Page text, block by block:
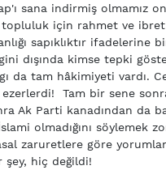
sana indirmiş olmamız
için rahmet ve ibret
sapıklıktır ifadelerine
dışında kimse tepki
da tam hâkimiyeti vardı.
Tam bir sene
Ak Parti kanadından da
olmadığını söylemek
zaruretlere göre
şey, hiç değildi!